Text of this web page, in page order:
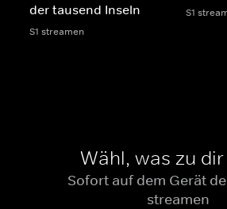
der tausend Inseln
S1 streamen
S1
Wähl, was zu
Sofort auf dem Gerät
streamen